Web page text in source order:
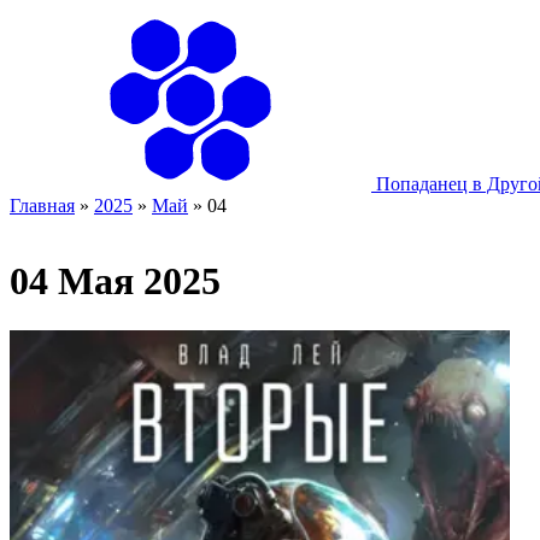
Попаданец в
Главная » 2025 » Май » 04
04 Мая 2025